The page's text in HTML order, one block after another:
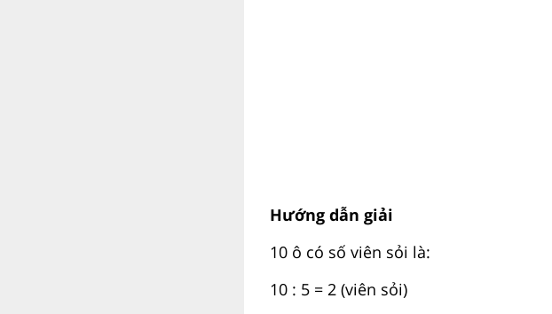
Hướng dẫn giải
10 ô có số viên sỏi là:
10 : 5 = 2 (viên sỏi)